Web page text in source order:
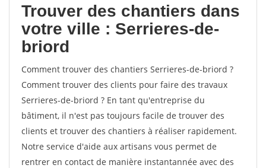
Trouver des chantiers dans
votre ville : Serrieres-de-
briord
Comment trouver des chantiers Serrieres-de-briord ?
Comment trouver des clients pour faire des travaux
Serrieres-de-briord ? En tant qu'entreprise du
bâtiment, il n'est pas toujours facile de trouver des
clients et trouver des chantiers à réaliser rapidement.
Notre service d'aide aux artisans vous permet de
rentrer en contact de manière instantannée avec des